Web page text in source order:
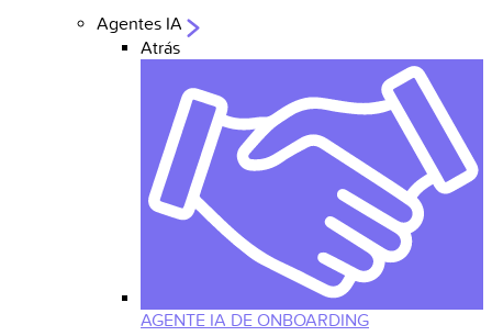
Agentes IA
Atrás
AGENTE IA DE ONBOARDING